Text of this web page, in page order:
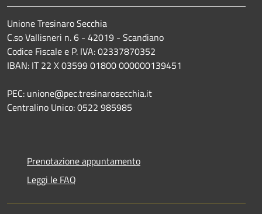
Unione Tresinaro Secchia
C.so Vallisneri n. 6 - 42019 - Scandiano
Codice Fiscale e P. IVA: 02337870352
IBAN: IT 22 X 03599 01800 000000139451
PEC: unione@pec.tresinarosecchia.it
Centralino Unico: 0522 985985
Prenotazione appuntamento
Leggi le FAQ